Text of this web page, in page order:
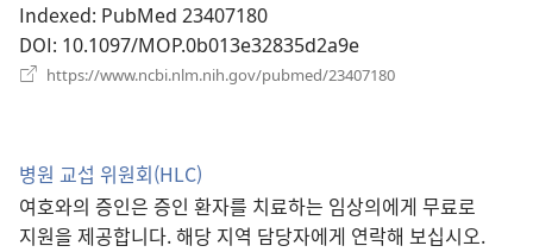
Indexed‎: PubMed 23407180
DOI‎: 10.1097/MOP.0b013e32835d2a9e
https://www.ncbi.nlm.nih.gov/pubmed/23407180
병원 교섭 위원회(HLC)
여호와의 증인은 증인 환자를 치료하는 임상의에게 무료로
지원을 제공합니다. 해당 지역 담당자에게 연락해 보십시오.